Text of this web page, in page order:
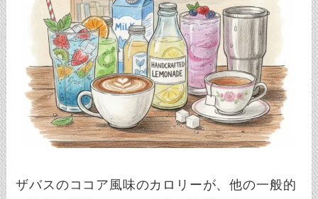
ザバスのココア風味のカロリーが、他の一般的